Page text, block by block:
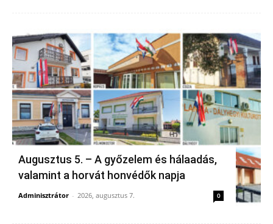
Augusztus 5. – A győzelem és hálaadás,
valamint a horvát honvédők napja
Adminisztrátor - 2026, augusztus 7. 0